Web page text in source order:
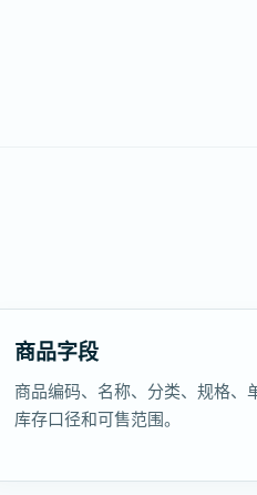
商品字段
商品编码、名称、分类、规格、
库存口径和可售范围。